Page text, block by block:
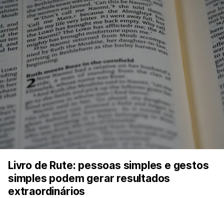
Livro de Rute: pessoas simples e gestos
simples podem gerar resultados
extraordinários